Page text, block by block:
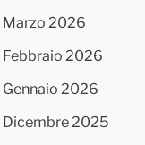
Marzo 2026
Febbraio 2026
Gennaio 2026
Dicembre 2025